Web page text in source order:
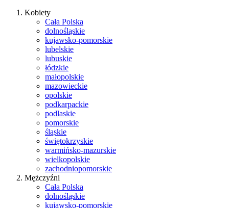
Kobiety
Cała Polska
dolnośląskie
kujawsko-pomorskie
lubelskie
lubuskie
łódzkie
małopolskie
mazowieckie
opolskie
podkarpackie
podlaskie
pomorskie
śląskie
świętokrzyskie
warmińsko-mazurskie
wielkopolskie
zachodniopomorskie
Mężczyźni
Cała Polska
dolnośląskie
kujawsko-pomorskie